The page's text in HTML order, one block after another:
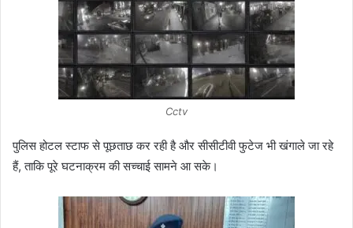
Cctv
पुलिस होटल स्टाफ से पूछताछ कर रही है और सीसीटीवी फुटेज भी खंगाले जा रहे
हैं, ताकि पूरे घटनाक्रम की सच्चाई सामने आ सके।